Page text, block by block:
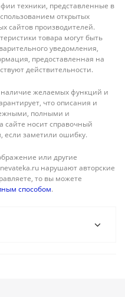
техники, представленные в
открытых
сайтов производителей.
товара могут быть
уведомления,
предоставленная на
действительности.
наличие желаемых функций и
что описания и
полными и
носит справочный
если заметили ошибку.
или другие
нарушают авторские
то вы можете
способом.